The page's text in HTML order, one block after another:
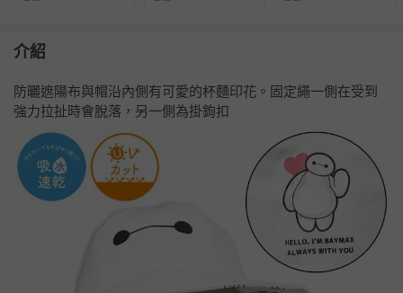
介紹
防曬遮陽布與帽沿內側有可愛的杯麵印花。固定繩一側在受到
強力拉扯時會脫落，另一側為掛鉤扣